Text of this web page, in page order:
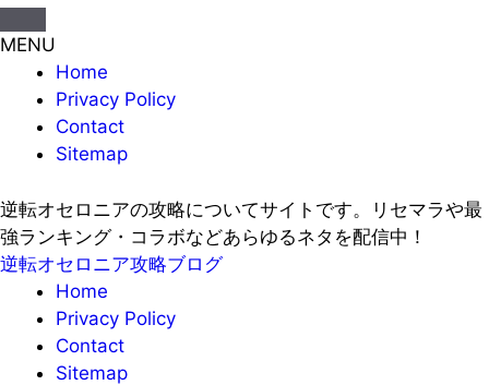
MENU
Home
Privacy Policy
Contact
Sitemap
逆転オセロニアの攻略についてサイトです。リセマラや最
強ランキング・コラボなどあらゆるネタを配信中！
逆転オセロニア攻略ブログ
Home
Privacy Policy
Contact
Sitemap